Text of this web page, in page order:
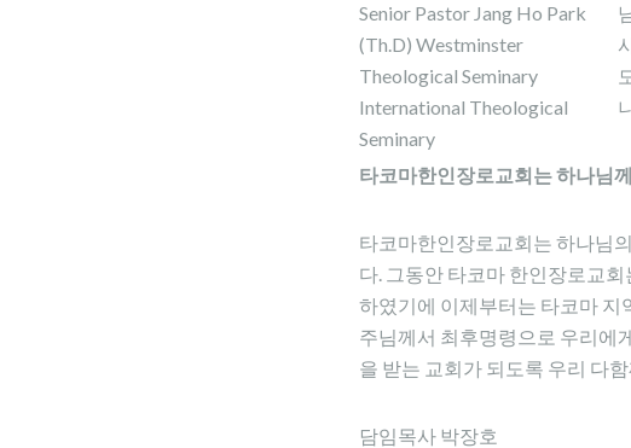
Senior Pastor Jang Ho Park
(Th.D) Westminster
Theological Seminary
International Theological
Seminary
타코마한인장로교회는하나님
타코마한인장로교회는 하나님
다. 그동안 타코마 한인장로교
하였기에 이제부터는 타코마 지
주님께서 최후명령으로 우리에
을 받는 교회가 되도록 우리 다
담임목사 박장호